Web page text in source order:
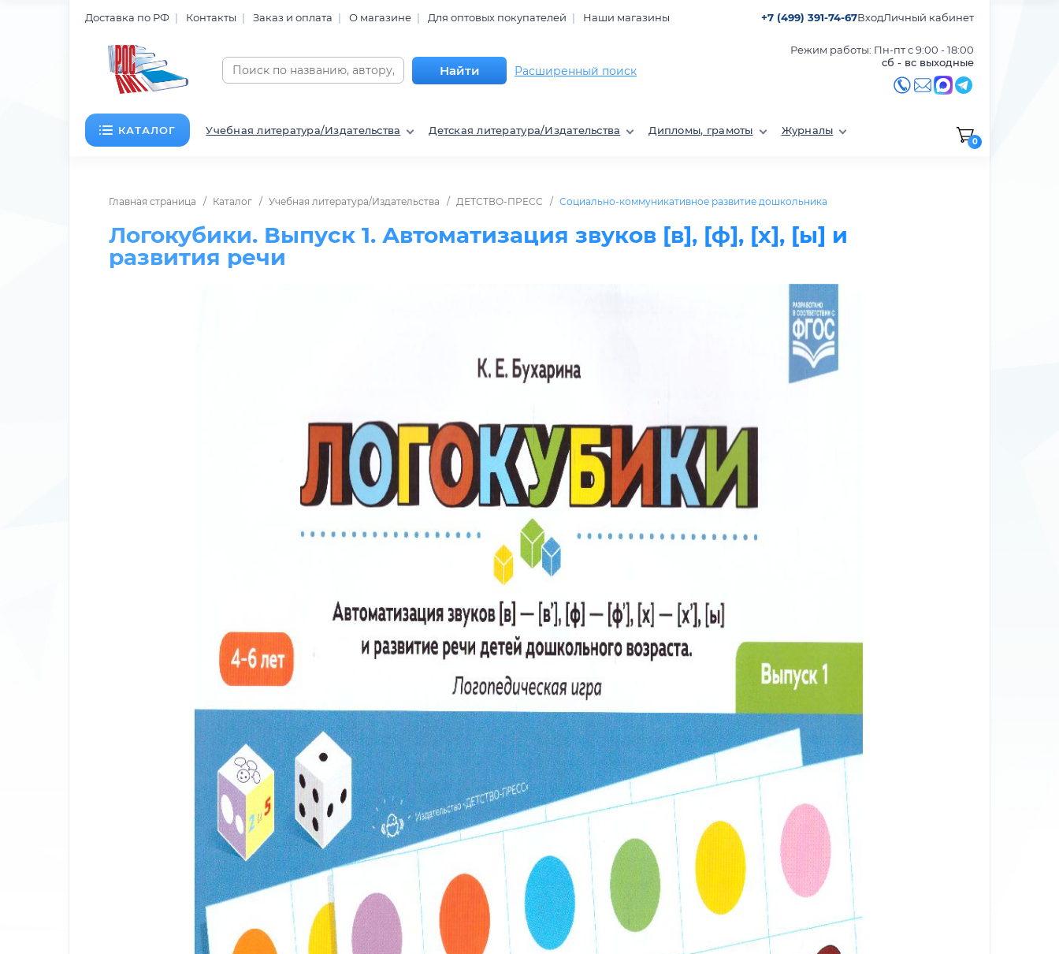
Доставка по РФ Контакты Заказ и оплата О магазине Для оптовых покупателей Наши магазины +7 (499) 391-74-67ВходЛичный кабинет
Найти Расширенный поиск
Режим работы: Пн-пт с 9:00 - 18:00
сб - вс выходные
КАТАЛОГ Учебная литература/Издательства Детская литература/Издательства Дипломы, грамоты Журналы
0
Главная страница Каталог Учебная литература/Издательства ДЕТСТВО-ПРЕСС Социально-коммуникативное развитие дошкольника
Логокубики. Выпуск 1. Автоматизация звуков [в], [ф], [х], [ы] и
развития речи